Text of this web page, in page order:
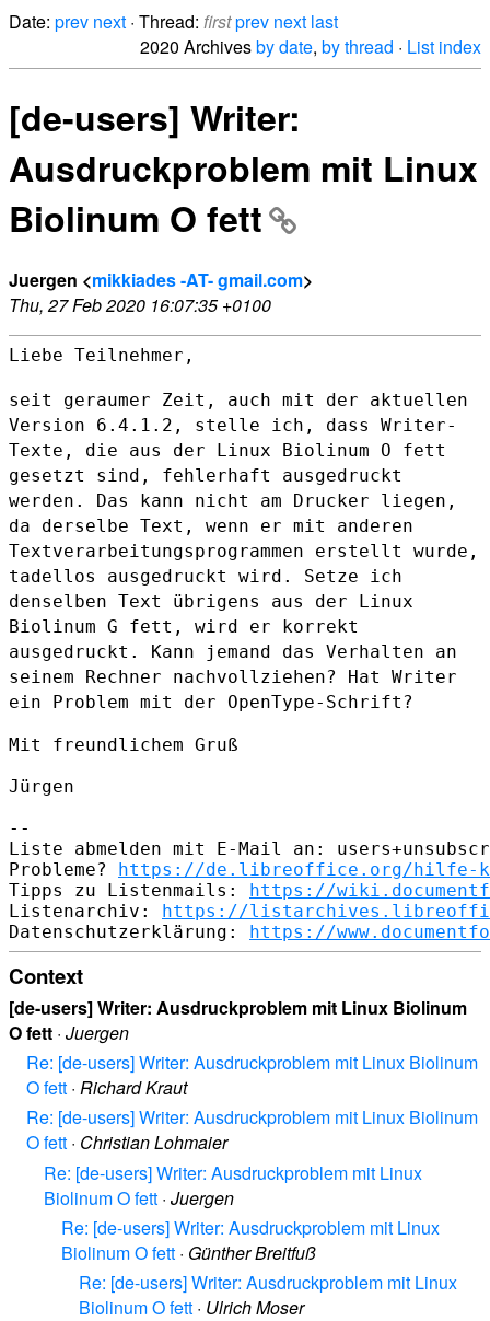
Date: prev next · Thread: firstprev next last
2020 Archivesby date, by thread · List index
[de-users] Writer:
Ausdruckproblem mit Linux
Biolinum O fett
Juergen <mikkiades -AT- gmail.com>
Thu, 27 Feb 2020 16:07:35 +0100
Liebe Teilnehmer,
seit geraumer Zeit, auch mit der aktuellen
Version 6.4.1.2, stelle ich, dass Writer-
Texte, die aus der Linux Biolinum O fett
gesetzt sind, fehlerhaft ausgedruckt
werden. Das kann nicht am Drucker liegen,
da derselbe Text, wenn er mit anderen
Textverarbeitungsprogrammen erstellt wurde,
tadellos ausgedruckt wird. Setze ich
denselben Text übrigens aus der Linux
Biolinum G fett, wird er korrekt
ausgedruckt. Kann jemand das Verhalten an
seinem Rechner nachvollziehen? Hat Writer
ein Problem mit der OpenType-Schrift?
Mit freundlichem Gruß
Jürgen
--
Liste abmelden mit E-Mail an:
Probleme? https://de.libreoffice.org/hilfe-
Tipps zu Listenmails: https://
Listenarchiv: https://
Datenschutzerklärung: https://
Context
[de-users] Writer: Ausdruckproblem mit Linux Biolinum
O fett · Juergen
Re: [de-users] Writer: Ausdruckproblem mit Linux Biolinum
O fett · Richard Kraut
Re: [de-users] Writer: Ausdruckproblem mit Linux Biolinum
O fett · Christian Lohmaier
Re: [de-users] Writer: Ausdruckproblem mit Linux
Biolinum O fett · Juergen
Re: [de-users] Writer: Ausdruckproblem mit Linux
Biolinum O fett · Günther Breitfuß
Re: [de-users] Writer: Ausdruckproblem mit Linux
Biolinum O fett · Ulrich Moser